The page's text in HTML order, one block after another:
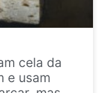
cela da
e usam